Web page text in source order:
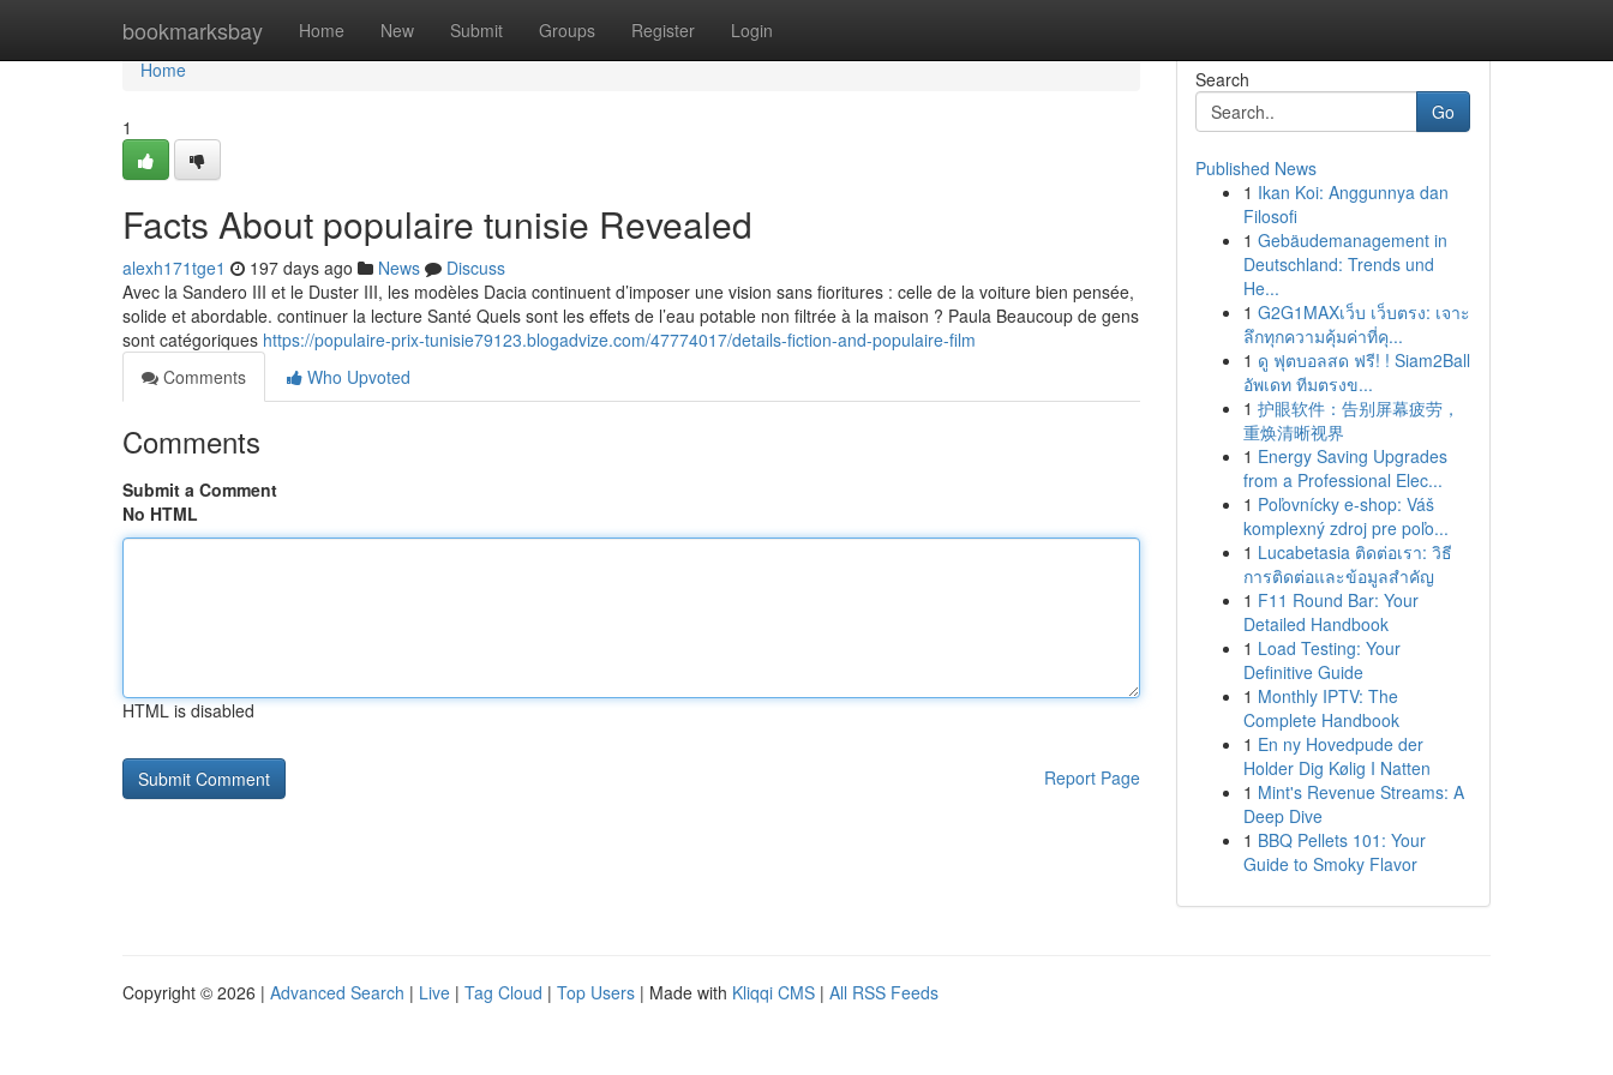
bookmarksbay Home New Submit Groups Register Login
Home
Home
1
Facts About populaire tunisie Revealed
alexh171tge1 197 days ago News
Discuss
Avec la Sandero III et le Duster III, les modèles Dacia continuent d’imposer une vision sans fioritures : celle de la voiture bien pensée,
solide et abordable. continuer la lecture Santé Quels sont les effets de l’eau potable non filtrée à la maison ? Paula Beaucoup de gens
sont catégoriques https://populaire-prix-tunisie79123.blogadvize.com/47774017/details-fiction-and-populaire-film
Comments
Who Upvoted
Comments
Submit a Comment
No HTML
HTML is disabled
Report Page
Search
Go
Published News
1 Ikan Koi: Anggunnya dan
Filosofi
1 Gebäudemanagement in
Deutschland: Trends und
He...
1 G2G1MAXเว็บ เว็บตรง: เจาะ
ลึกทุกความคุ้มค่าที่คุ...
1 ดู ฟุตบอลสด ฟรี! ! Siam2Ball
อัพเดท ทีมตรงข...
1 护眼软件：告别屏幕疲劳，
重焕清晰视界
1 Energy Saving Upgrades
from a Professional Elec...
1 Poľovnícky e-shop: Váš
komplexný zdroj pre poľo...
1 Lucabetasia ติดต่อเรา: วิธี
การติดต่อและข้อมูลสำคัญ
1 F11 Round Bar: Your
Detailed Handbook
1 Load Testing: Your
Definitive Guide
1 Monthly IPTV: The
Complete Handbook
1 En ny Hovedpude der
Holder Dig Kølig I Natten
1 Mint's Revenue Streams: A
Deep Dive
1 BBQ Pellets 101: Your
Guide to Smoky Flavor
Copyright © 2026 | Advanced Search | Live | Tag Cloud | Top Users | Made with Kliqqi CMS | All RSS Feeds